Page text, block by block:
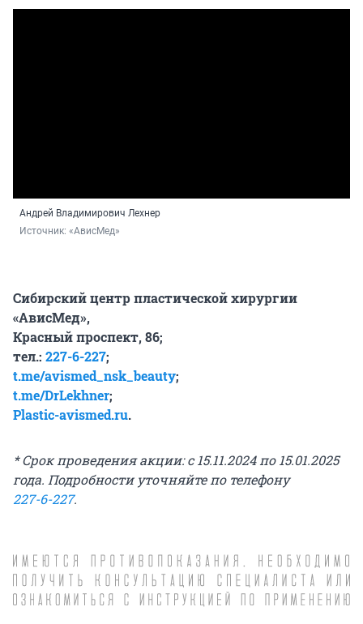
Андрей Владимирович Лехнер
Источник: «АвисМед»
Сибирский центр пластической хирургии
«АвисМед»,
Красный проспект, 86;
тел.: 227-6-227;
t.me/avismed_nsk_beauty;
t.me/DrLekhner;
Plastic-avismed.ru.
* Срок проведения акции: с 15.11.2024 по 15.01.2025
года. Подробности уточняйте по телефону
227-6-227.